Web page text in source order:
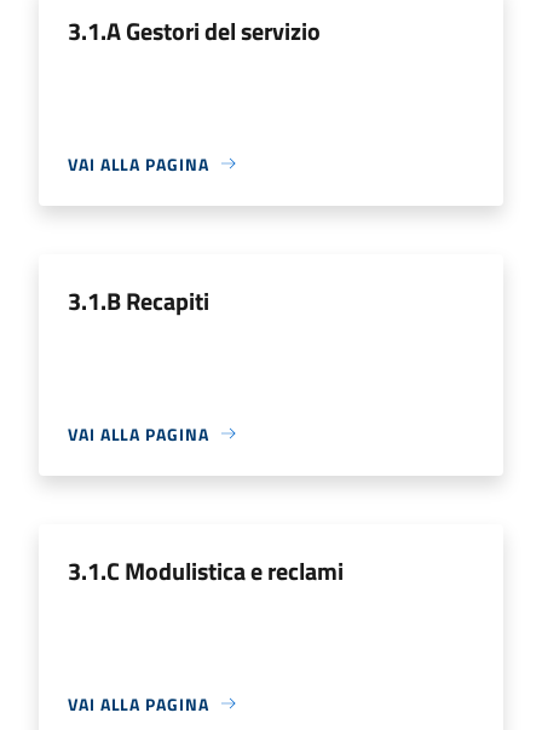
3.1.A Gestori del servizio
VAI ALLA PAGINA
3.1.B Recapiti
VAI ALLA PAGINA
3.1.C Modulistica e reclami
VAI ALLA PAGINA